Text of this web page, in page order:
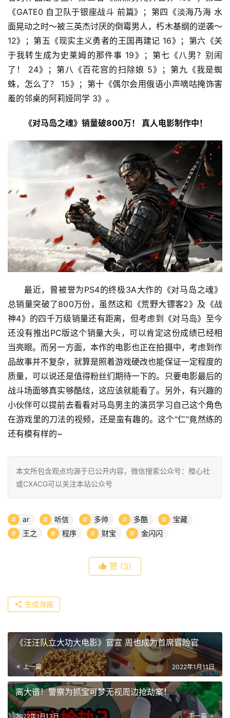
《GATE0 自卫队于银座战斗 前篇》；第四《淡海乃海 水
面晃动之时～被三英杰讨厌的倒霉男人，朽木基纲的逆袭～
12》；第五《现实主义勇者的王国再建记 16》；第六《关
于我转生成为史莱姆的那件事 19》；第七《八男？别闹
了！ 24》；第八《百花宫的扫除娘 5》；第九《我是蜘
蛛，怎么了？ 15》；第十《偶尔会用俄语小声嘀咕掩饰害
羞的邻桌的阿莉娅同学 3》。
《对马岛之魂》销量破800万！ 真人电影制作中！
最近，曾被誉为PS4的终极3A大作的《对马岛之魂》
总销量突破了800万份，虽然这和《荒野大镖客2》及《战
神4》的四千万级销量还有距离，但考虑到《对马岛》至今
还没有推出PC版这个销量大头，可以肯定这份成绩已经相
当亮眼。而另一方面，本作的电影也正在拍摄中，考虑到作
品故事并不复杂，就算是照着游戏硬改也能保证一定程度的
质量，可以说还是值得粉丝们期待一下的。只要电影最后的
战斗场面够真实够酷炫，这应该就能看了。另外，有兴趣的
小伙伴可以提前去看看对马岛男主的演员学习自己这个角色
在游戏里的刀法的视频，还是蛮有趣的。这个“仁”竟然练的
还有模有样的~
本文所包含观点均源于已公开内容，微信搜索公众号：橙心社
或CXACG可以关注本站公众号
ar 听信 多帅 多酷
宝藏
王之
程序 财宝 金闪闪
赞 (3)
生成海报
《汪汪队立大功大电影》官宣 周也成为首席冒险官
上一篇 2022年1月11日
离大谱！警察为抓宝可梦无视周边抢劫案！
下一篇
2022年1月13日